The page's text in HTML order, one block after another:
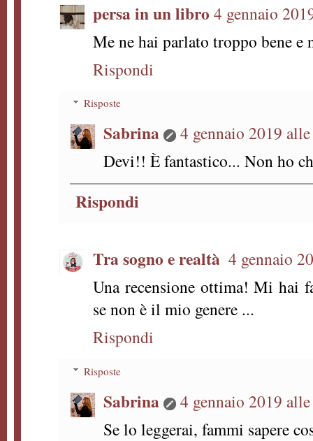
persa in un libro 4 gennaio
Me ne hai parlato troppo bene
Rispondi
Risposte
Sabrina
4 gennaio 2019
Devi!! È fantastico... Non ho
Rispondi
Tra sogno e realtà 4 gennaio
Una recensione ottima! Mi hai
se non è il mio genere ...
Rispondi
Risposte
Sabrina
4 gennaio 2019
Se lo leggerai, fammi sapere